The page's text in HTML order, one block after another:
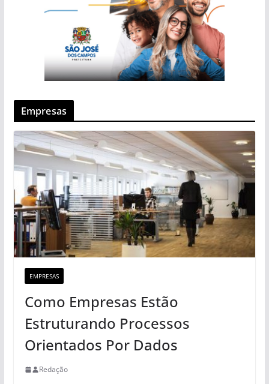
Empresas
EMPRESAS
Como Empresas Estão
Estruturando Processos
Orientados Por Dados
Redação